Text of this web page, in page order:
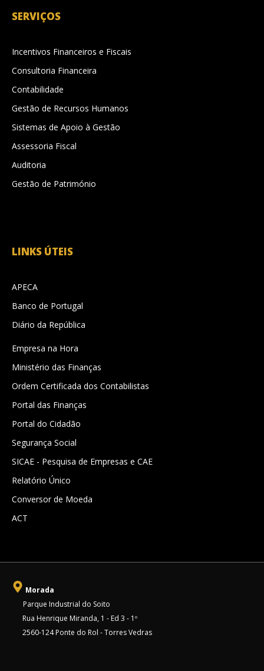
SERVIÇOS
Incentivos Financeiros e Fiscais
Consultoria Financeira
Contabilidade
Gestão de Recursos Humanos
Sistemas de Apoio à Gestão
Assessoria Fiscal
Auditoria
Gestão de Património
LINKS ÚTEIS
APECA
Banco de Portugal
Diário da República
Empresa na Hora
Ministério das Finanças
Ordem Certificada dos Contabilistas
Portal das Finanças
Portal do Cidadão
Segurança Social
SICAE - Pesquisa de Empresas e CAE
Relatório Único
Conversor de Moeda
ACT
Morada
Parque Industrial do Soito
Rua Henrique Miranda, 1 - Ed 3 - 1º
2560-124 Ponte do Rol - Torres Vedras